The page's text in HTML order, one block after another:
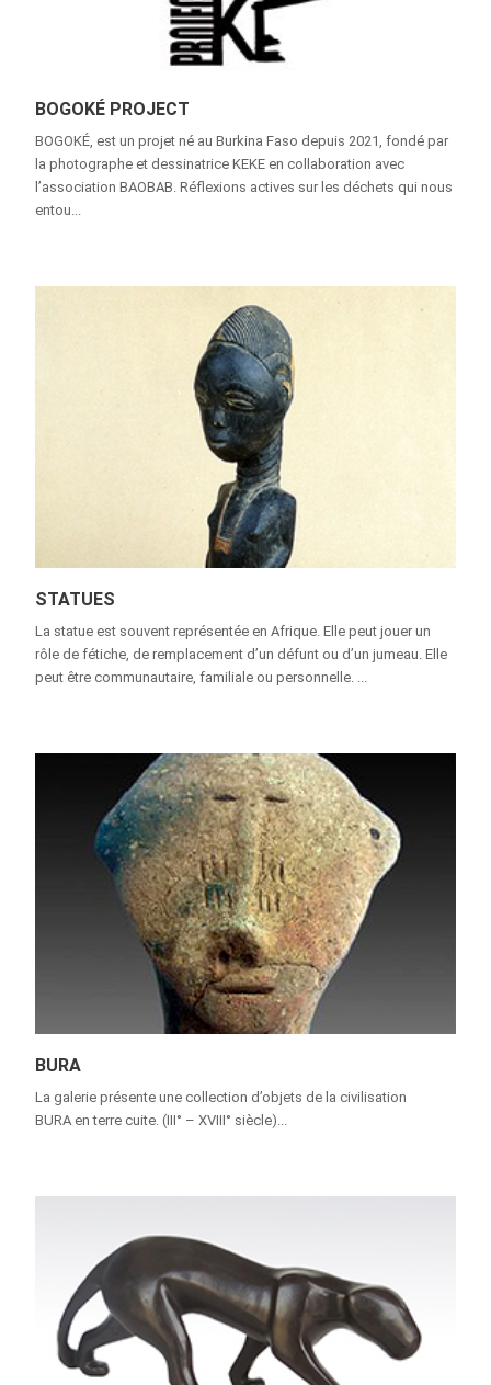
BOGOKÉ PROJECT
BOGOKÉ, est un projet né au Burkina Faso depuis 2021, fondé par
la photographe et dessinatrice KEKE en collaboration avec
l’association BAOBAB. Réflexions actives sur les déchets qui nous
entou...
STATUES
La statue est souvent représentée en Afrique. Elle peut jouer un
rôle de fétiche, de remplacement d’un défunt ou d’un jumeau. Elle
peut être communautaire, familiale ou personnelle. ...
BURA
La galerie présente une collection d’objets de la civilisation
BURA en terre cuite. (III° – XVIII° siècle)...